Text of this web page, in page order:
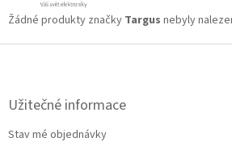
Žádné produkty značky Targus nebyly
Z
Užitečné informace
Stav mé objednávky